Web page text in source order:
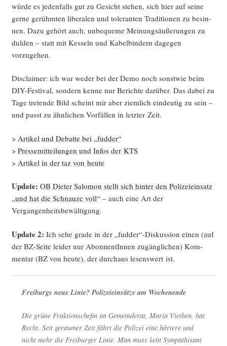
wür­de es jeden­falls gut zu Gesicht ste­hen, sich hier auf sei­ne
ger­ne gerühm­ten libe­ra­len und tole­ran­ten Tra­di­tio­nen zu besin­
nen. Dazu gehört auch, unbe­que­me Mei­nungs­äu­ße­run­gen zu
dul­den – statt mit Kes­seln und Kabel­bin­dern dage­gen
vorzugehen.
Dis­clai­mer: ich war weder bei der Demo noch sonst­wie beim
DIY-Fes­ti­val, son­dern ken­ne nur Berich­te dar­über. Das dabei zu
Tage tre­ten­de Bild scheint mir aber ziem­lich ein­deu­tig zu sein –
und passt zu ähn­li­chen Vor­fäl­len in letz­ter Zeit.
> Arti­kel und Debat­te bei „fud­der“
> Pres­se­mit­tei­lun­gen und Infos der KTS
> Arti­kel in der taz von heute
Update: OB Die­ter Salo­mon stellt sich hin­ter den Poli­zei­ein­satz
„und hat die Schnau­ze voll“ – auch eine Art der
Vergangenheitsbewältigung.
Update 2: Ich sehe gra­de in der „fudder“-Diskussion einen (auf
der BZ-Sei­te lei­der nur Abon­nen­tIn­nen zugäng­li­chen) Kom­
men­tar (BZ von heu­te), der durch­aus lesens­wert ist.
Frei­burgs neue Linie? Poli­zei­ein­sät­ze am Wochenende
Die grü­ne Frak­ti­ons­chefin im Gemein­de­rat, Maria Vie­then, hat
Recht. Seit gerau­mer Zeit fährt die Poli­zei eine här­te­re und
nicht mehr die Frei­bur­ger Linie. Man muss kein Sym­pa­thi­sant